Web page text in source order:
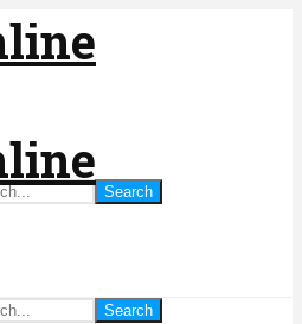
Search
Search